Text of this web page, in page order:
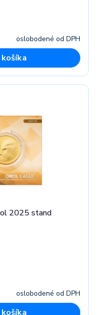
oslobodené od DPH
2025 stand
oslobodené od DPH